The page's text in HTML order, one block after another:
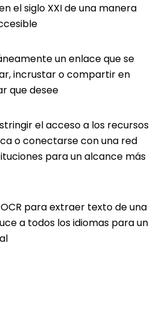
el siglo XXI de una manera
un enlace que se
incrustar o compartir en
que desee
el acceso a los recursos
o conectarse con una red
para un alcance más
para extraer texto de una
a todos los idiomas para un